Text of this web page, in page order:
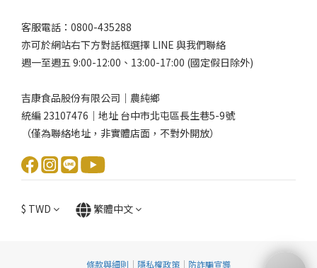
客服電話：0800-435288
亦可於網站右下方對話框選擇 LINE 與我們聯絡
週一至週五 9:00-12:00、13:00-17:00 (國定假日除外)
吉康食品股份有限公司｜農純鄉
統編 23107476｜地址 台中市北屯區長生巷5-9號
（僅為聯絡地址，非實體店面，不對外開放）
$ TWD 繁體中文
條款與細則 ｜ 隱私權政策 ｜ 防詐騙宣導